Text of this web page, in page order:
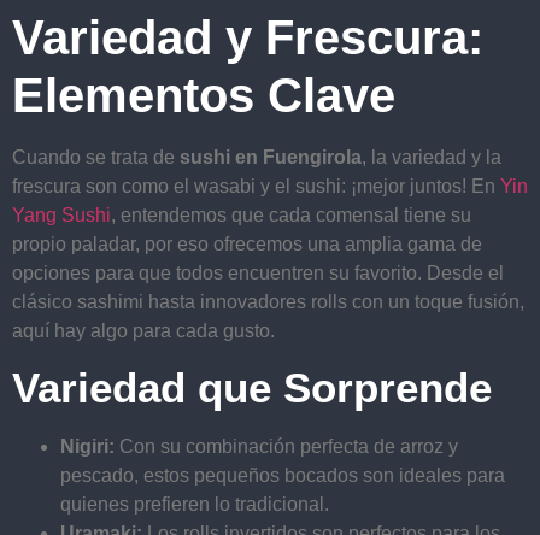
Variedad y Frescura:
Elementos Clave
Cuando se trata de sushi en Fuengirola, la variedad y la
frescura son como el wasabi y el sushi: ¡mejor juntos! En Yin
Yang Sushi, entendemos que cada comensal tiene su
propio paladar, por eso ofrecemos una amplia gama de
opciones para que todos encuentren su favorito. Desde el
clásico sashimi hasta innovadores rolls con un toque fusión,
aquí hay algo para cada gusto.
Variedad que Sorprende
Nigiri: Con su combinación perfecta de arroz y
pescado, estos pequeños bocados son ideales para
quienes prefieren lo tradicional.